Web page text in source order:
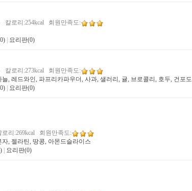
칼로리:254kcal 회원만족도:
요리판(0)
칼로리:273kcal 회원만족도:
, 레드와인, 파프리카파우더, 사과, 샐러리, 귤, 브로콜리, 호두, 건포도
요리판(0)
리:269kcal 회원만족도:
, 젤라틴, 땅콩, 아몬드슬라이스
요리판(0)